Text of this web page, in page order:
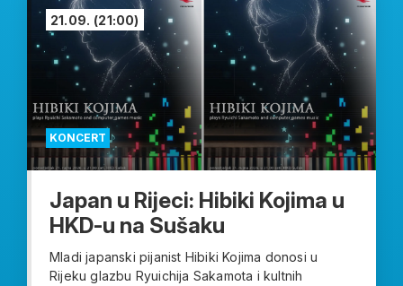
KONCERT
21.09. (21:00)
Japan u Rijeci: Hibiki Kojima u
HKD-u na Sušaku
Mladi japanski pijanist Hibiki Kojima donosi u
Rijeku glazbu Ryuichija Sakamota i kultnih